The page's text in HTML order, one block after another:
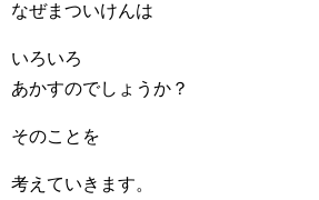
なぜまついけんは
いろいろ
あかすのでしょうか？
そのことを
考えていきます。